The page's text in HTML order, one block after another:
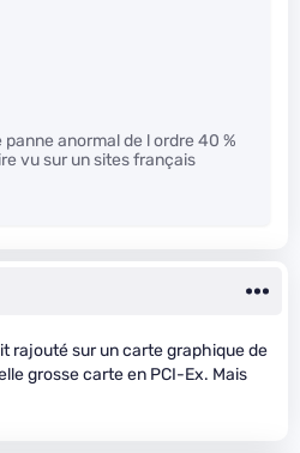
anormal de l ordre 40 %
vu sur un sites français
rajouté sur un carte graphique de
grosse carte en PCI-Ex. Mais